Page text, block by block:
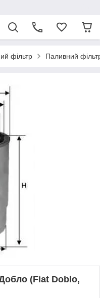
фільтр Паливний
(Fiat Doblo,